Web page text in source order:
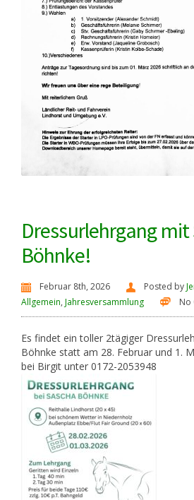
Dressurlehrgang mit
Böhnke!
Februar 8th, 2026 Posted by
Allgemein, Jahresversammlung No
Es findet ein toller 2tägiger
Böhnke statt am 28. Februar und 1.
bei Birgit unter 0172-2053948